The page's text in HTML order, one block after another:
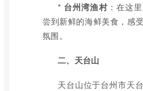
* 台州湾渔村：在这
尝到新鲜的海鲜美食，感
氛围。
二、天台山
天台山位于台州市天